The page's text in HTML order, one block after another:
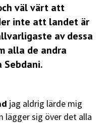
väl värt att
inte att landet är
av dessa
alla de andra
Sebdani.
jag aldrig lärde mig
lägger sig över det alla